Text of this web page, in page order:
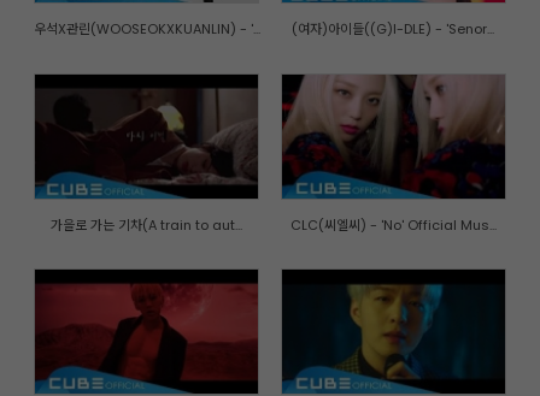
우석X관린(WOOSEOKXKUANLIN) - '... (여자)아이들((G)I-DLE) - 'Senor...
가을로 가는 기차(A train to aut... CLC(씨엘씨) - 'No' Official Mus...